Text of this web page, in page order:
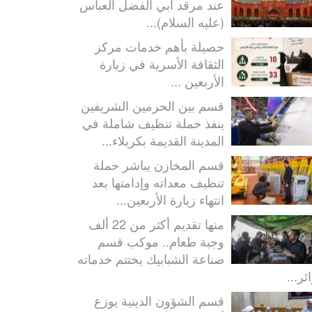
عند مرقد أبي الفضل العباس
(عليه السلام)...
حصيلة بأهم خدمات مركز
الثقافة الأسرية في زيارة
الأربعين ...
قسم بين الحرمين الشريفين
ينفذ حملة تنظيف شاملة في
المدينة القديمة بكربلاء...
قسم المخازن يباشر حملة
تنظيف معداته وإدامتها بعد
انتهاء زيارة الأربعين...
منها تقديم أكثر من 22 ألف
وجبة طعام.. موكب قسم
صناعة الشبابيك يختتم خدماته
قسم الشؤون الدينية يوزع